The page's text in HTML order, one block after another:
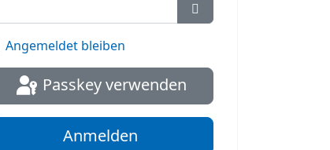
Passwort anzeigen
Angemeldet bleiben
Passkey verwenden
Anmelden